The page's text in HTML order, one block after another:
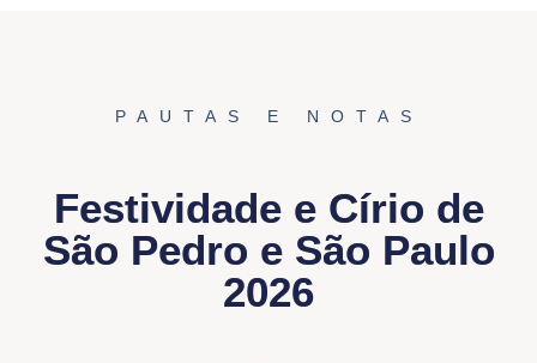
PAUTAS E NOTAS
Festividade e Círio de
São Pedro e São Paulo
2026